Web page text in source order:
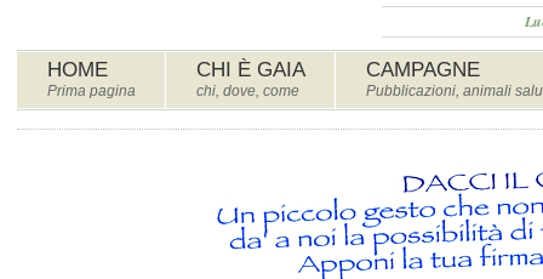
HOME
Prima pagina
CHI È GAIA
chi, dove, come
CAMPAGNE
Pubblicazioni, animali